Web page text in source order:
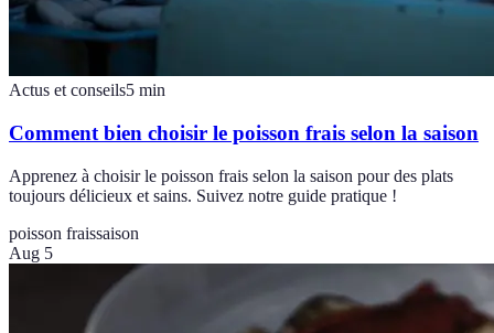
Actus et conseils5 min
Comment bien choisir le poisson frais selon la saison
Apprenez à choisir le poisson frais selon la saison pour des plats
toujours délicieux et sains. Suivez notre guide pratique !
poisson fraissaison
Aug 5